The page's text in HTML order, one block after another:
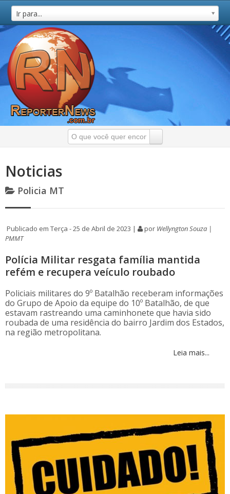
Ir para...
Noticias
Policia MT
Publicado em Terça - 25 de Abril de 2023 | por Wellyngton Souza |
PMMT
Polícia Militar resgata família mantida
refém e recupera veículo roubado
Policiais militares do 9º Batalhão receberam informações
do Grupo de Apoio da equipe do 10º Batalhão, de que
estavam rastreando uma caminhonete que havia sido
roubada de uma residência do bairro Jardim dos Estados,
na região metropolitana.
Leia mais...